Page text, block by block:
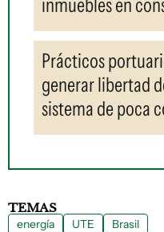
Prácticos
generar libertad
sistema de poca
TEMAS
energía UTE Brasil